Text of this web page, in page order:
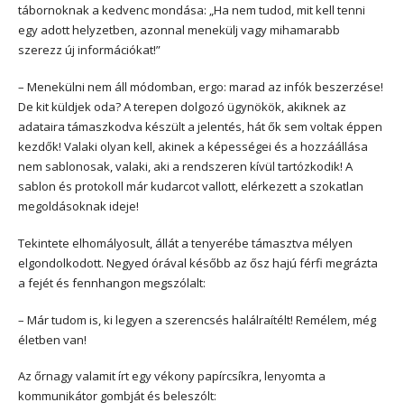
tábornoknak a kedvenc mondása: „Ha nem tudod, mit kell tenni
egy adott helyzetben, azonnal menekülj vagy mihamarabb
szerezz új információkat!”
– Menekülni nem áll módomban, ergo: marad az infók beszerzése!
De kit küldjek oda? A terepen dolgozó ügynökök, akiknek az
adataira támaszkodva készült a jelentés, hát ők sem voltak éppen
kezdők! Valaki olyan kell, akinek a képességei és a hozzáállása
nem sablonosak, valaki, aki a rendszeren kívül tartózkodik! A
sablon és protokoll már kudarcot vallott, elérkezett a szokatlan
megoldásoknak ideje!
Tekintete elhomályosult, állát a tenyerébe támasztva mélyen
elgondolkodott. Negyed órával később az ősz hajú férfi megrázta
a fejét és fennhangon megszólalt:
– Már tudom is, ki legyen a szerencsés halálraítélt! Remélem, még
életben van!
Az őrnagy valamit írt egy vékony papírcsíkra, lenyomta a
kommunikátor gombját és beleszólt: